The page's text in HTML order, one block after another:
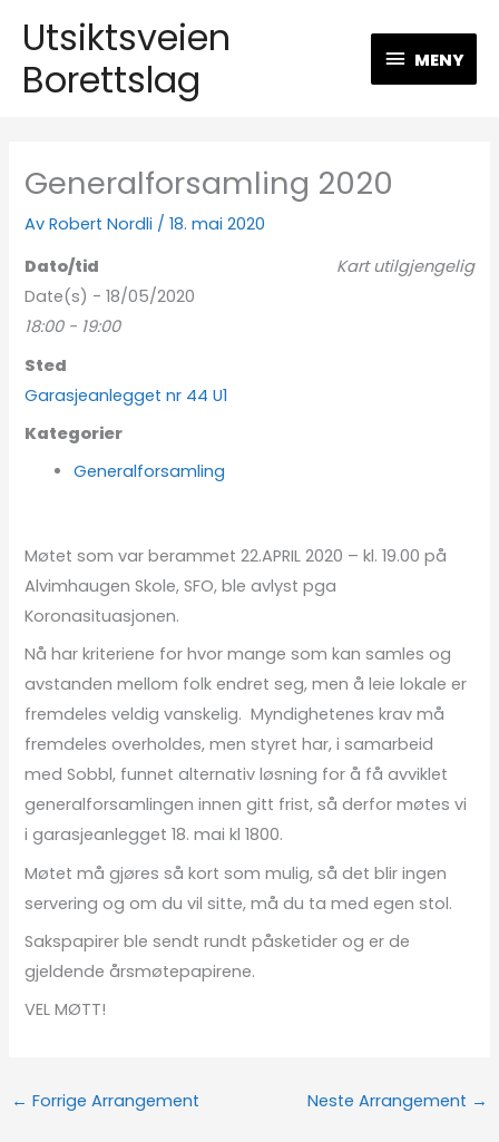
rettUtsiktsveien
Borettslag
MENY
MENY
Generalforsamling 2020
Av Robert Nordli /18. mai 2020
Kart utilgjengelig
Dato/tid
Date(s) - 18/05/2020
18:00 - 19:00
Sted
Garasjeanlegget nr 44 U1
Kategorier
Generalforsamling
Møtet som var berammet 22.APRIL 2020 – kl. 19.00 på
Alvimhaugen Skole, SFO, ble avlyst pga
Koronasituasjonen.
Nå har kriteriene for hvor mange som kan samles og
avstanden mellom folk endret seg, men å leie lokale er
fremdeles veldig vanskelig. Myndighetenes krav må
fremdeles overholdes, men styret har, i samarbeid
med Sobbl, funnet alternativ løsning for å få avviklet
generalforsamlingen innen gitt frist, så derfor møtes vi
i garasjeanlegget 18. mai kl 1800.
Møtet må gjøres så kort som mulig, så det blir ingen
servering og om du vil sitte, må du ta med egen stol.
Sakspapirer ble sendt rundt påsketider og er de
gjeldende årsmøtepapirene.
VEL MØTT!
← Forrige Arrangement Neste Arrangement →